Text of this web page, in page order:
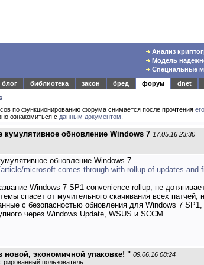
Анализ
Модель
Специальные
блог библиотека закон бред форум dnet
по функционированию форума снимается после прочтения
ознакомиться с данным документом
кумулятивное обновление Windows 7 17.05.16 23:30
обновление Windows 7
microsoft-comes-through-with-rollup-of-updates-
Windows 7 SP1 convenience rollup, не
спасет от мучительного скачивания всех
с безопасностью обновления для Windows 7
через Windows Update, WSUS и SCCM.
новой, экономичной упаковке! " 09.06.16 08:24
пользователь